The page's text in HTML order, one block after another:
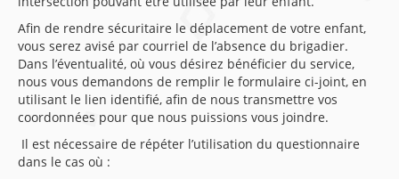
Afin de rendre sécuritaire le déplacement de votre enfant,
vous serez avisé par courriel de l’absence du brigadier.
Dans l’éventualité, où vous désirez bénéficier du service,
nous vous demandons de remplir le formulaire ci-joint, en
utilisant le lien identifié, afin de nous transmettre vos
coordonnées pour que nous puissions vous joindre.
Il est nécessaire de répéter l’utilisation du questionnaire
dans le cas où :